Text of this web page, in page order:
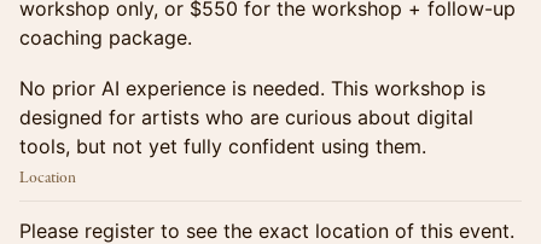
workshop only, or $550 for the workshop + follow-up
coaching package.
No prior AI experience is needed. This workshop is
designed for artists who are curious about digital
tools, but not yet fully confident using them.
Location
Please register to see the exact location of this event.